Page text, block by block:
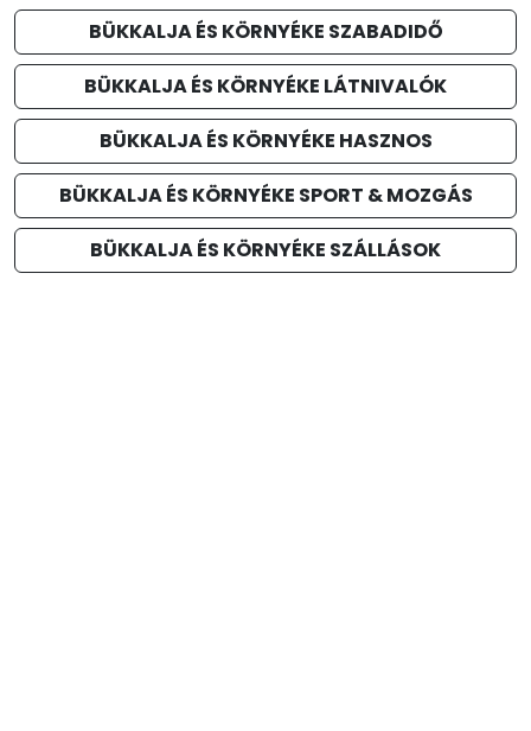
BÜKKALJA ÉS KÖRNYÉKE SZABADIDŐ
BÜKKALJA ÉS KÖRNYÉKE LÁTNIVALÓK
BÜKKALJA ÉS KÖRNYÉKE HASZNOS
BÜKKALJA ÉS KÖRNYÉKE SPORT & MOZGÁS
BÜKKALJA ÉS KÖRNYÉKE SZÁLLÁSOK